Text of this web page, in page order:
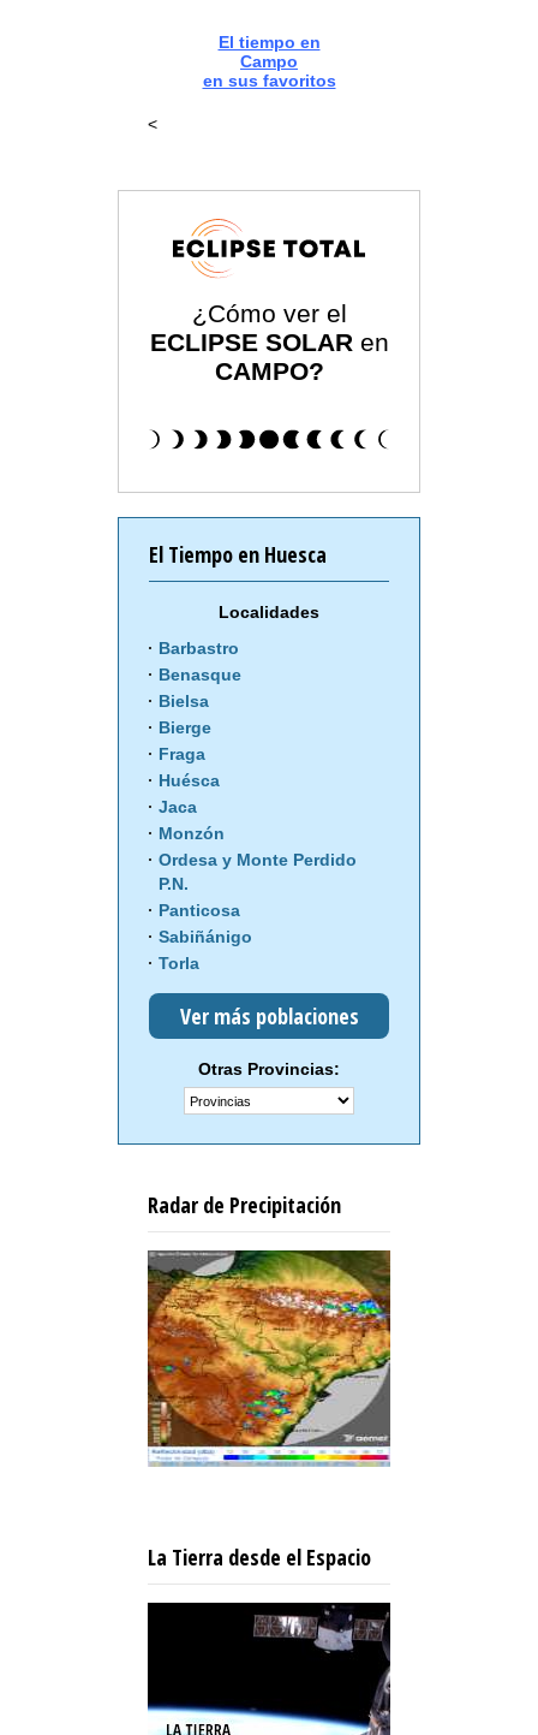
El tiempo en
Campo
en sus favoritos
<
¿Cómo ver el
ECLIPSE SOLAR en
CAMPO?
El Tiempo en Huesca
Localidades
Barbastro
Benasque
Bielsa
Bierge
Fraga
Huésca
Jaca
Monzón
Ordesa y Monte Perdido
P.N.
Panticosa
Sabiñánigo
Torla
Ver más poblaciones
Otras Provincias:
Radar de Precipitación
La Tierra desde el Espacio